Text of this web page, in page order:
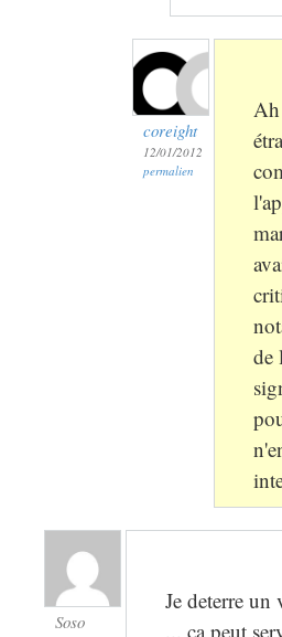
coreight
12/01/2012
permalien
Ah
de
Soso
Je deterre
... ca peut